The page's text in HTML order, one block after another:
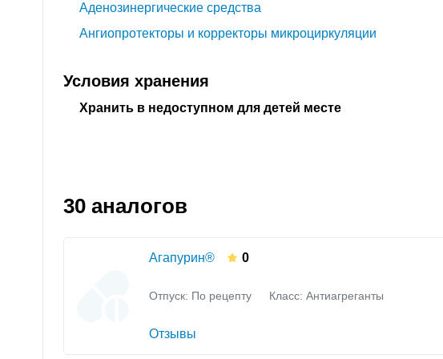
Аденозинергические средства
Ангиопротекторы и корректоры микроциркуляции
Условия хранения
Хранить в недоступном для детей месте
30 аналогов
Агапурин® 0
Отпуск: По рецепту Класс: Антиагреганты
Отзывы